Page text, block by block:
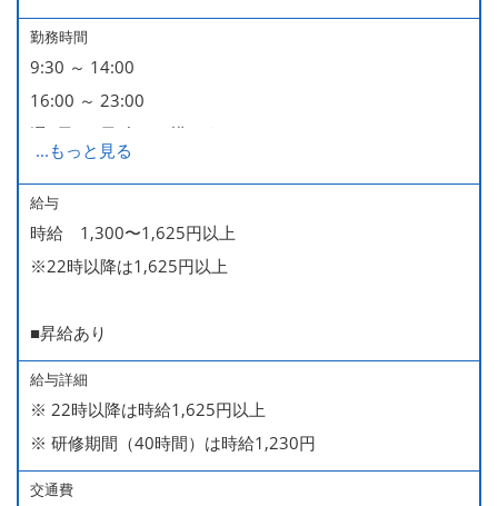
勤務時間
9:30 ～ 14:00
16:00 ～ 23:00
週2日・1日4h～で構いません。
■時短勤務制度あり
...もっと見る
給与
時給 1,300〜1,625円以上
※22時以降は1,625円以上
■昇給あり
給与詳細
※ 22時以降は時給1,625円以上
※ 研修期間（40時間）は時給1,230円
交通費